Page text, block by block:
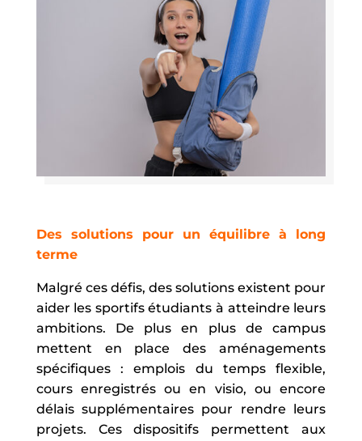
Des solutions pour un équilibre à long
terme
Malgré ces défis, des solutions existent pour
aider les sportifs étudiants à atteindre leurs
ambitions. De plus en plus de campus
mettent en place des aménagements
spécifiques : emplois du temps flexible,
cours enregistrés ou en visio, ou encore
délais supplémentaires pour rendre leurs
projets. Ces dispositifs permettent aux